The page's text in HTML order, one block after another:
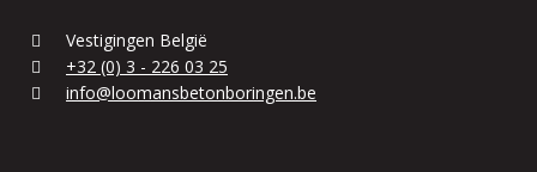
Vestigingen België
+32 (0) 3 - 226 03 25
info@loomansbetonboringen.be